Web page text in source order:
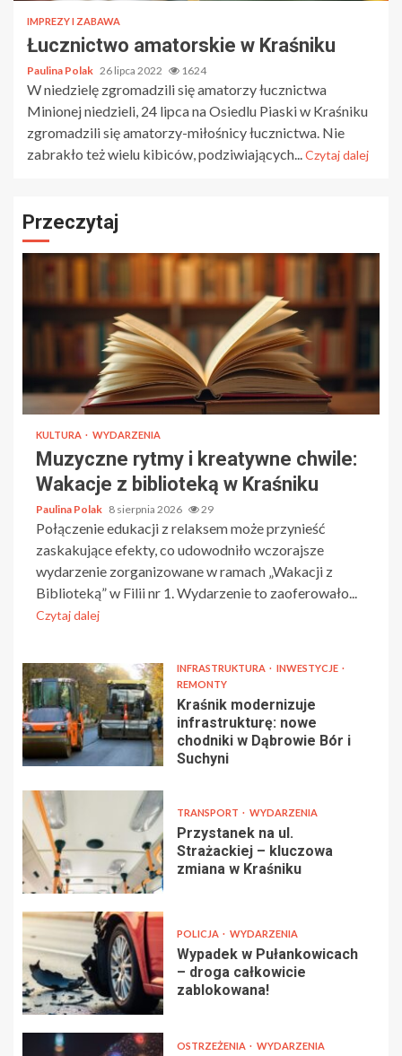
IMPREZY I ZABAWA
Łucznictwo amatorskie w Kraśniku
Paulina Polak 26 lipca 2022 1624
W niedzielę zgromadzili się amatorzy łucznictwa
Minionej niedzieli, 24 lipca na Osiedlu Piaski w Kraśniku
zgromadzili się amatorzy-miłośnicy łucznictwa. Nie
zabrakło też wielu kibiców, podziwiających...Czytaj dalej
Przeczytaj
KULTURA WYDARZENIA
Muzyczne rytmy i kreatywne chwile:
Wakacje z biblioteką w Kraśniku
Paulina Polak 8 sierpnia 2026 29
Połączenie edukacji z relaksem może przynieść
zaskakujące efekty, co udowodniło wczorajsze
wydarzenie zorganizowane w ramach „Wakacji z
Biblioteką” w Filii nr 1. Wydarzenie to zaoferowało...
Czytaj dalej
INFRASTRUKTURA
INWESTYCJE
REMONTY
Kraśnik modernizuje
infrastrukturę: nowe
chodniki w Dąbrowie Bór i
Suchyni
TRANSPORT WYDARZENIA
Przystanek na ul.
Strażackiej – kluczowa
zmiana w Kraśniku
POLICJA WYDARZENIA
Wypadek w Pułankowicach
– droga całkowicie
zablokowana!
OSTRZEŻENIA WYDARZENIA